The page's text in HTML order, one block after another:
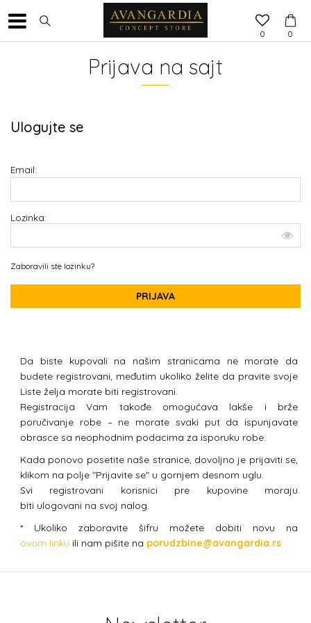
0
0
Prijava na sajt
Ulogujte se
Email:
Lozinka:
Zaboravili ste lozinku?
PRIJAVA
Da biste kupovali na našim stranicama ne morate da
budete registrovani, međutim ukoliko želite da pravite svoje
Liste želja morate biti registrovani.
Registracija Vam takođe omogućava lakše i brže
poručivanje robe – ne morate svaki put da ispunjavate
obrasce sa neophodnim podacima za isporuku robe.
Kada ponovo posetite naše stranice, dovoljno je prijaviti se,
klikom na polje "Prijavite se" u gornjem desnom uglu.
Svi registrovani korisnici pre kupovine moraju
biti ulogovani na svoj nalog.
* Ukoliko zaboravite šifru možete dobiti novu na
ovom linku ili nam pišite na porudzbine@avangardia.rs